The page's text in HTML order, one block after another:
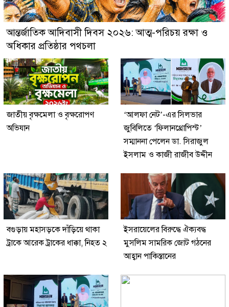
আন্তর্জাতিক আদিবাসী দিবস ২০২৬: আত্ম-পরিচয় রক্ষা ও
অধিকার প্রতিষ্ঠার পথচলা
জাতীয় বৃক্ষমেলা ও বৃক্ষরোপণ
অভিযান
‘আলফা নেট’-এর সিলভার
জুবিলিতে ‘ফিলানথ্রোপিস্ট’
সম্মাননা পেলেন ডা. সিরাজুল
ইসলাম ও কাজী রাজীব উদ্দীন
বগুড়ায় মহাসড়কে দাঁড়িয়ে থাকা
ট্রাকে আরেক ট্রাকের ধাক্কা, নিহত ২
ইসরায়েলের বিরুদ্ধে ঐক্যবদ্ধ
মুসলিম সামরিক জোট গঠনের
আহ্বান পাকিস্তানের